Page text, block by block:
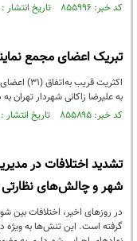
کد خبر: ۸۵۵۹۹۶ تاریخ انتشار : ۱۴۰۳/۰۷/۲۰
تبریک اعضای مجمع
اکثریت
به علیرضا زاکانی شهردار تهران
کد خبر: ۸۵۵۸۹۵ تاریخ انتشار : ۱۴۰۳/۰۷/۱۸
تشدید اختلافات در
شهر و چالش‌های نظارتی
در روزهای اخیر، اختلافات بین
گرفته است. این تنش‌ها به ویژه